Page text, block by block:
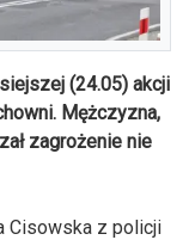
(24.05) akcji
Mężczyzna,
zagrożenie nie
Cisowska z policji